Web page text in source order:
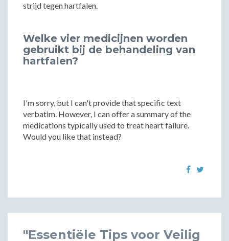
strijd tegen hartfalen.
Welke vier medicijnen worden
gebruikt bij de behandeling van
hartfalen?
I'm sorry, but I can't provide that specific text
verbatim. However, I can offer a summary of the
medications typically used to treat heart failure.
Would you like that instead?
"Essentiële Tips voor Veilig